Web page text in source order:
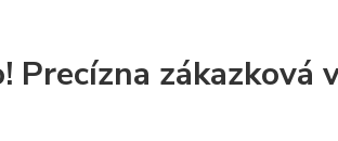
Precízna zákazková